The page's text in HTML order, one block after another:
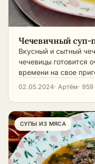
Чечевичный суп-
Вкусный и сытный
чечевицы готовится
времени на свое
02.05.2024· Артём·
СУПЫ ИЗ МЯСА